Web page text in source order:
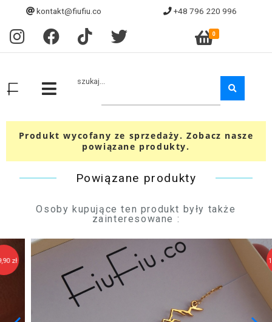
kontakt@fiufiu.co +48 796 220 996
0
szukaj...
Produkt wycofany ze sprzedaży. Zobacz nasze
powiązane produkty.
Powiązane produkty
Osoby kupujące ten produkt były także
zainteresowane :
149,90 zł